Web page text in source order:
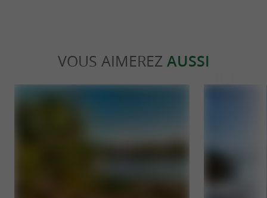
VOUS AIMEREZ AUSSI